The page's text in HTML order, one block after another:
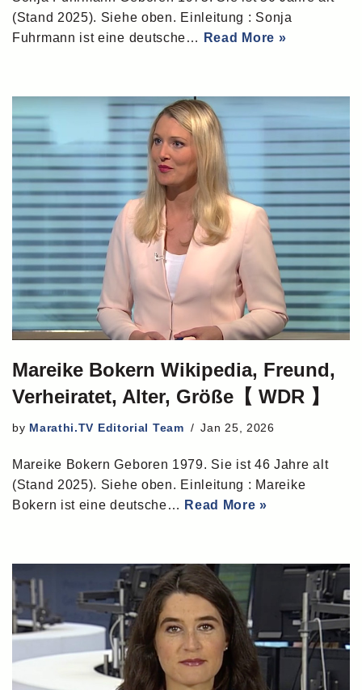
(Stand 2025). Siehe oben. Einleitung : Sonja
Fuhrmann ist eine deutsche…
Read More »
Mareike Bokern Wikipedia, Freund,
Verheiratet, Alter, Größe【 WDR 】
by Marathi.TV Editorial Team Jan 25, 2026
Mareike Bokern Geboren 1979. Sie ist 46 Jahre alt
(Stand 2025). Siehe oben. Einleitung : Mareike
Bokern ist eine deutsche… Read More »